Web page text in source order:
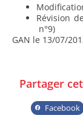
Révision
n°9)
GAN le 13/07/
Partager
Facebook